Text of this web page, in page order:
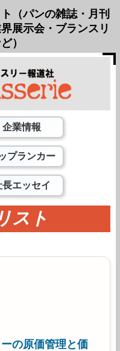
（パンの雑誌・月刊
展示会・ブランスリ
）
企業情報
プランカー
長エッセイ
スト
の原価管理と価